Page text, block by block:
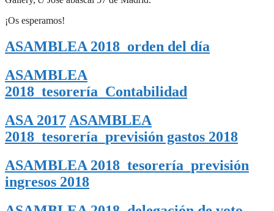
¡Os esperamos!
ASAMBLEA 2018_orden del día
ASAMBLEA
2018_tesorería_Contabilidad
ASA 2017 ASAMBLEA
2018_tesorería_previsión gastos 2018
ASAMBLEA 2018_tesorería_previsión
ingresos 2018